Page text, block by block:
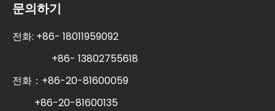
문의하기
전화: +86- 18011959092
+86- 13802755618
전화：+86-20-81600059
+86-20-81600135